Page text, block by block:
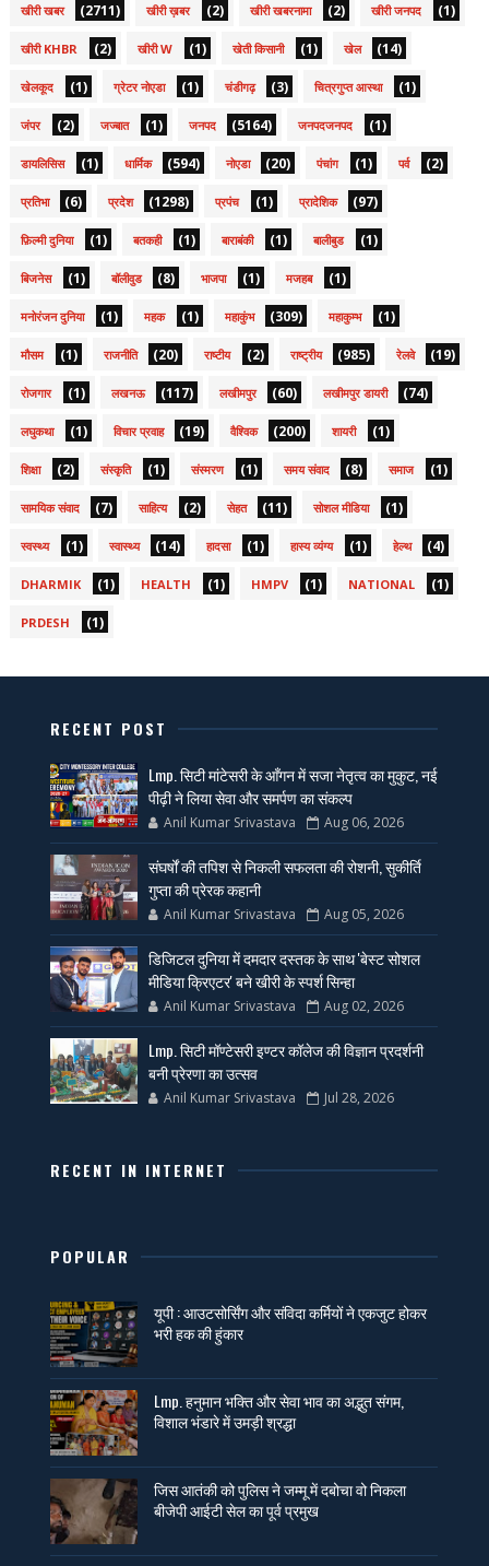
खीरी खबर (2711) खीरी ख़बर (2) खीरी खबरनामा (2) खीरी जनपद (1)
खीरी KHBR (2) खीरी W (1) खेती किसानी (1) खेल (14)
खेलकूद (1) ग्रेटर नोएडा (1) चंडीगढ़ (3) चित्रगुप्त आस्था (1)
जंपर (2) जज्बात (1) जनपद (5164) जनपदजनपद (1)
डायलिसिस (1) धार्मिक (594) नोएडा (20) पंचांग (1) पर्व (2)
प्रतिभा (6) प्रदेश (1298) प्रपंच (1) प्रादेशिक (97)
फ़िल्मी दुनिया (1) बतकही (1) बाराबंकी (1) बालीबुड (1)
बिजनेस (1) बॉलीवुड (8) भाजपा (1) मजहब (1)
मनोरंजन दुनिया (1) महक (1) महाकुंभ (309) महाकुम्भ (1)
मौसम (1) राजनीति (20) राष्टीय (2) राष्ट्रीय (985) रेलवे (19)
रोजगार (1) लखनऊ (117) लखीमपुर (60) लखीमपुर डायरी (74)
लघुकथा (1) विचार प्रवाह (19) वैश्विक (200) शायरी (1)
शिक्षा (2) संस्कृति (1) संस्मरण (1) समय संवाद (8) समाज (1)
सामयिक संवाद (7) साहित्य (2) सेहत (11) सोशल मीडिया (1)
स्वस्थ्य (1) स्वास्थ्य (14) हादसा (1) हास्य व्यंग्य (1) हेल्थ (4)
DHARMIK (1) HEALTH (1) HMPV (1) NATIONAL (1)
PRDESH (1)
RECENT POST
Lmp. सिटी मांटेसरी के आँगन में सजा नेतृत्व का मुकुट, नई
पीढ़ी ने लिया सेवा और समर्पण का संकल्प
Anil Kumar Srivastava Aug 06, 2026
संघर्षों की तपिश से निकली सफलता की रोशनी, सुकीर्ति
गुप्ता की प्रेरक कहानी
Anil Kumar Srivastava Aug 05, 2026
डिजिटल दुनिया में दमदार दस्तक के साथ 'बेस्ट सोशल
मीडिया क्रिएटर' बने खीरी के स्पर्श सिन्हा
Anil Kumar Srivastava Aug 02, 2026
Lmp. सिटी मॉण्टेसरी इण्टर कॉलेज की विज्ञान प्रदर्शनी
बनी प्रेरणा का उत्सव
Anil Kumar Srivastava Jul 28, 2026
RECENT IN INTERNET
POPULAR
यूपी : आउटसोर्सिंग और संविदा कर्मियों ने एकजुट होकर
भरी हक की हुंकार
Lmp. हनुमान भक्ति और सेवा भाव का अद्भुत संगम,
विशाल भंडारे में उमड़ी श्रद्धा
जिस आतंकी को पुलिस ने जम्मू में दबोचा वो निकला
बीजेपी आईटी सेल का पूर्व प्रमुख